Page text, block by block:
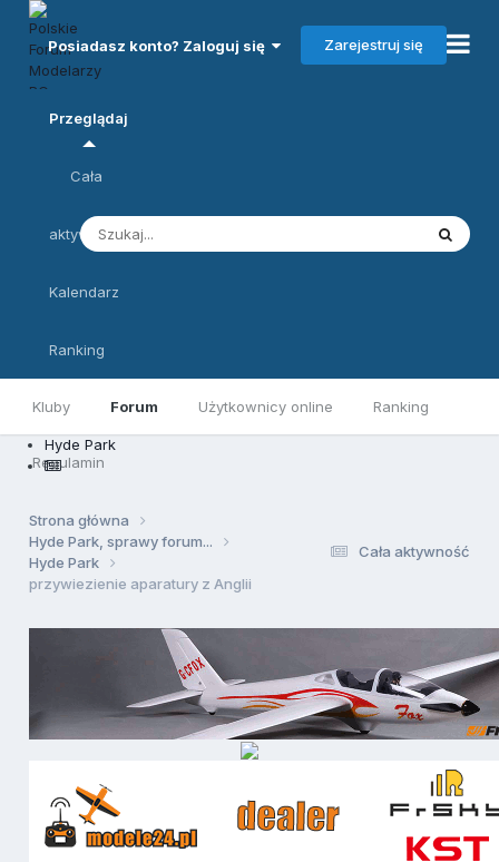
Posiadasz konto? Zaloguj się Zarejestruj się
Przeglądaj
Kluby Forum Użytkownicy online Ranking
Regulamin
Cała
aktywność
Kalendarz
Ranking
Hyde Park
Cała aktywność
Strona główna
Hyde Park, sprawy forum...
Hyde Park
przywiezienie aparatury z Anglii